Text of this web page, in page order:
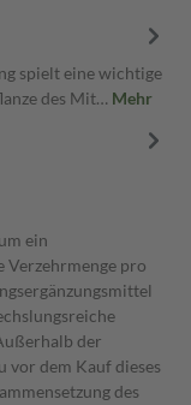
spielt eine wichtige
des Mit… Mehr
ein
Verzehrmenge pro
der
vor dem Kauf dieses
des